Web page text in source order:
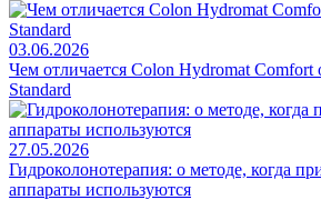
03.06.2026
Чем отличается Colon Hydromat Comfort
Standard
27.05.2026
Гидроколонотерапия: о методе, когда
аппараты используются